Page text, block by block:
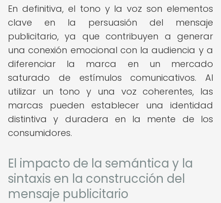
En definitiva, el tono y la voz son elementos
clave en la persuasión del mensaje
publicitario, ya que contribuyen a generar
una conexión emocional con la audiencia y a
diferenciar la marca en un mercado
saturado de estímulos comunicativos. Al
utilizar un tono y una voz coherentes, las
marcas pueden establecer una identidad
distintiva y duradera en la mente de los
consumidores.
El impacto de la semántica y la
sintaxis en la construcción del
mensaje publicitario